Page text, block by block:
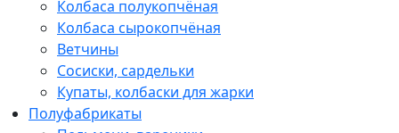
Колбаса полукопчёная
Колбаса сырокопчёная
Ветчины
Сосиски, сардельки
Купаты, колбаски для жарки
Полуфабрикаты